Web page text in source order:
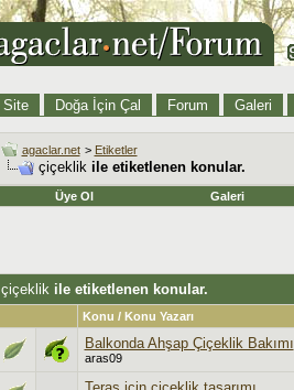
Site Doğa İçin Çal Forum Galeri
agaclar.net > Etiketler
çiçeklik ile etiketlenen konular.
Üye Ol Galeri
çiçeklik ile etiketlenen konular.
Konu / Konu Yazarı
Balkonda Ahşap Çiçeklik Bakımı
aras09